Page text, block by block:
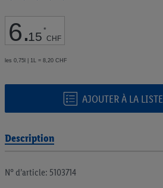
6.15 *
CHF
les 0,75l | 1L = 8,20 CHF
AJOUTER À LA
Description
N° d’article: 5103714